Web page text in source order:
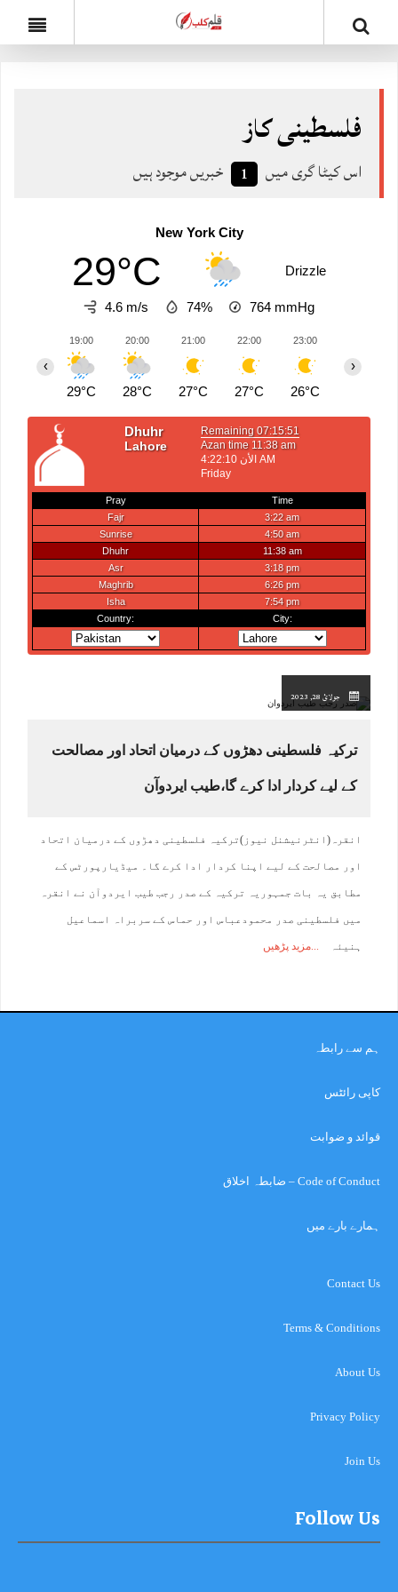
فلسطینی کاز
اس کیٹا گری میں 1 خبریں موجود ہیں
New York City
29°C Drizzle
4.6 m/s 74% 764 mmHg
19:00
29°C
20:00
28°C
21:00
27°C
22:00
27°C
23:00
26°C
‹ ›
جولائ 28, 2023
ترکیہ فلسطینی دھڑوں کے درمیان اتحاد اور مصالحت
کے لیے کردار ادا کرے گا،طیب ایردوآن
انقرہ(انٹرنیشنل نیوز)ترکیہ فلسطینی دھڑوں کے درمیان اتحاد
اور مصالحت کے لیے اپنا کردار ادا کرے گا۔ میڈیارپورٹس کے
مطابق یہ بات جمہوریہ ترکیہ کے صدر رجب طیب ایردوآن نے انقرہ
میں فلسطینی صدر محمودعباس اور حماس کے سربراہ اسماعیل
ہنیئہ مزید پڑھیں
ہم سے رابطہ
کاپی رائٹس
قوائد و ضوابت
Code of Conduct – ضابطہ اخلاق
ہمارے بارے میں
Contact Us
Terms & Conditions
About Us
Privacy Policy
Join Us
Follow Us